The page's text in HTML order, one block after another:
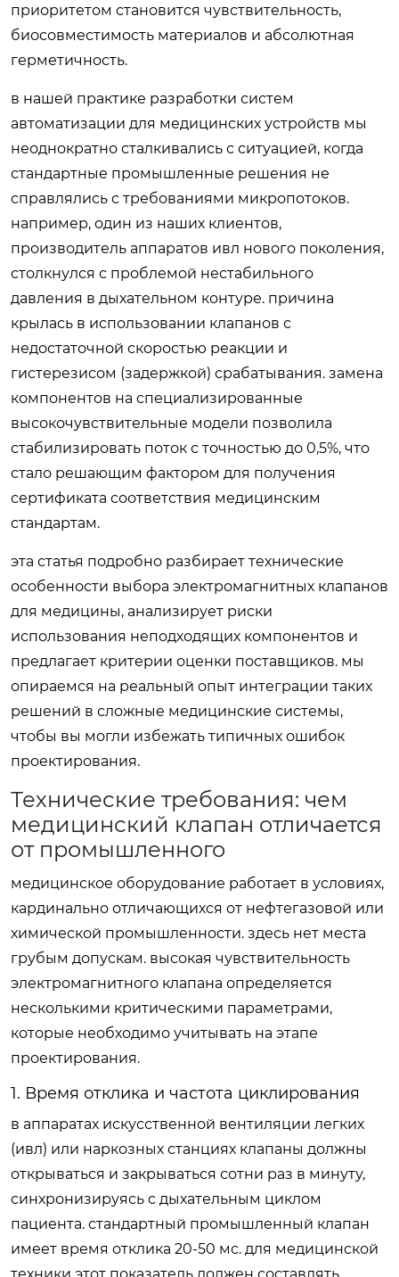
приоритетом становится чувствительность,
биосовместимость материалов и абсолютная
герметичность.
в нашей практике разработки систем
автоматизации для медицинских устройств мы
неоднократно сталкивались с ситуацией, когда
стандартные промышленные решения не
справлялись с требованиями микропотоков.
например, один из наших клиентов,
производитель аппаратов ивл нового поколения,
столкнулся с проблемой нестабильного
давления в дыхательном контуре. причина
крылась в использовании клапанов с
недостаточной скоростью реакции и
гистерезисом (задержкой) срабатывания. замена
компонентов на специализированные
высокочувствительные модели позволила
стабилизировать поток с точностью до 0,5%, что
стало решающим фактором для получения
сертификата соответствия медицинским
стандартам.
эта статья подробно разбирает технические
особенности выбора электромагнитных клапанов
для медицины, анализирует риски
использования неподходящих компонентов и
предлагает критерии оценки поставщиков. мы
опираемся на реальный опыт интеграции таких
решений в сложные медицинские системы,
чтобы вы могли избежать типичных ошибок
проектирования.
Технические требования: чем
медицинский клапан отличается
от промышленного
медицинское оборудование работает в условиях,
кардинально отличающихся от нефтегазовой или
химической промышленности. здесь нет места
грубым допускам. высокая чувствительность
электромагнитного клапана определяется
несколькими критическими параметрами,
которые необходимо учитывать на этапе
проектирования.
1. Время отклика и частота циклирования
в аппаратах искусственной вентиляции легких
(ивл) или наркозных станциях клапаны должны
открываться и закрываться сотни раз в минуту,
синхронизируясь с дыхательным циклом
пациента. стандартный промышленный клапан
имеет время отклика 20-50 мс. для медицинской